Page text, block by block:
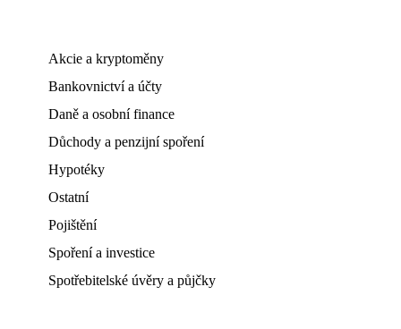
Akcie a kryptoměny
Bankovnictví a účty
Daně a osobní finance
Důchody a penzijní spoření
Hypotéky
Ostatní
Pojištění
Spoření a investice
Spotřebitelské úvěry a půjčky